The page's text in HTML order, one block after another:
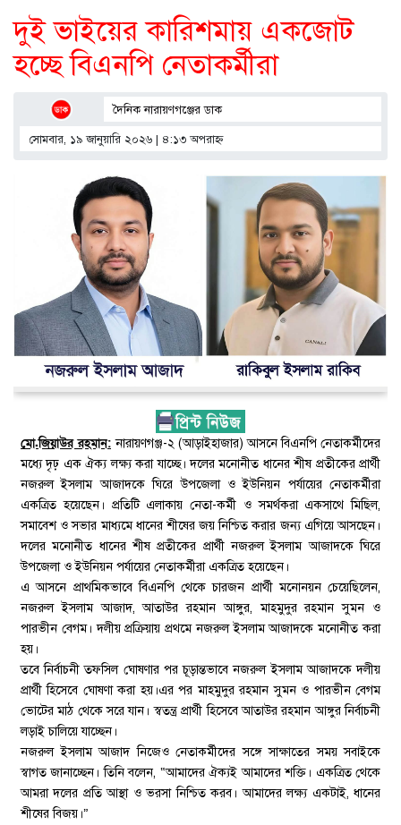
দুই ভাইয়ের কারিশমায় একজোট
হচ্ছে বিএনপি নেতাকর্মীরা
দৈনিক নারায়ণগঞ্জের ডাক
সোমবার, ১৯ জানুয়ারি ২০২৬ | ৪:১৩ অপরাহ্ণ
মো.জিয়াউর রহমান: নারায়ণগঞ্জ-২ (আড়াইহাজার) আসনে বিএনপি নেতাকর্মীদের
মধ্যে দৃঢ় এক ঐক্য লক্ষ্য করা যাচ্ছে। দলের মনোনীত ধানের শীষ প্রতীকের প্রার্থী
নজরুল ইসলাম আজাদকে ঘিরে উপজেলা ও ইউনিয়ন পর্যায়ের নেতাকর্মীরা
একত্রিত হয়েছেন। প্রতিটি এলাকায় নেতা-কর্মী ও সমর্থকরা একসাথে মিছিল,
সমাবেশ ও সভার মাধ্যমে ধানের শীষের জয় নিশ্চিত করার জন্য এগিয়ে আসছেন।
দলের মনোনীত ধানের শীষ প্রতীকের প্রার্থী নজরুল ইসলাম আজাদকে ঘিরে
উপজেলা ও ইউনিয়ন পর্যায়ের নেতাকর্মীরা একত্রিত হয়েছেন।
এ আসনে প্রাথমিকভাবে বিএনপি থেকে চারজন প্রার্থী মনোনয়ন চেয়েছিলেন,
নজরুল ইসলাম আজাদ, আতাউর রহমান আঙ্গুর, মাহমুদুর রহমান সুমন ও
পারভীন বেগম। দলীয় প্রক্রিয়ায় প্রথমে নজরুল ইসলাম আজাদকে মনোনীত করা
হয়।
তবে নির্বাচনী তফসিল ঘোষণার পর চূড়ান্তভাবে নজরুল ইসলাম আজাদকে দলীয়
প্রার্থী হিসেবে ঘোষণা করা হয়।এর পর মাহমুদুর রহমান সুমন ও পারভীন বেগম
ভোটের মাঠ থেকে সরে যান। স্বতন্ত্র প্রার্থী হিসেবে আতাউর রহমান আঙ্গুর নির্বাচনী
লড়াই চালিয়ে যাচ্ছেন।
নজরুল ইসলাম আজাদ নিজেও নেতাকর্মীদের সঙ্গে সাক্ষাতের সময় সবাইকে
স্বাগত জানাচ্ছেন। তিনি বলেন, “আমাদের ঐক্যই আমাদের শক্তি। একত্রিত থেকে
আমরা দলের প্রতি আস্থা ও ভরসা নিশ্চিত করব। আমাদের লক্ষ্য একটাই, ধানের
শীষের বিজয়।”